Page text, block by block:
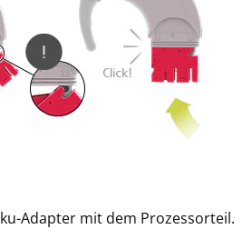
Adapter mit dem Prozessorteil.